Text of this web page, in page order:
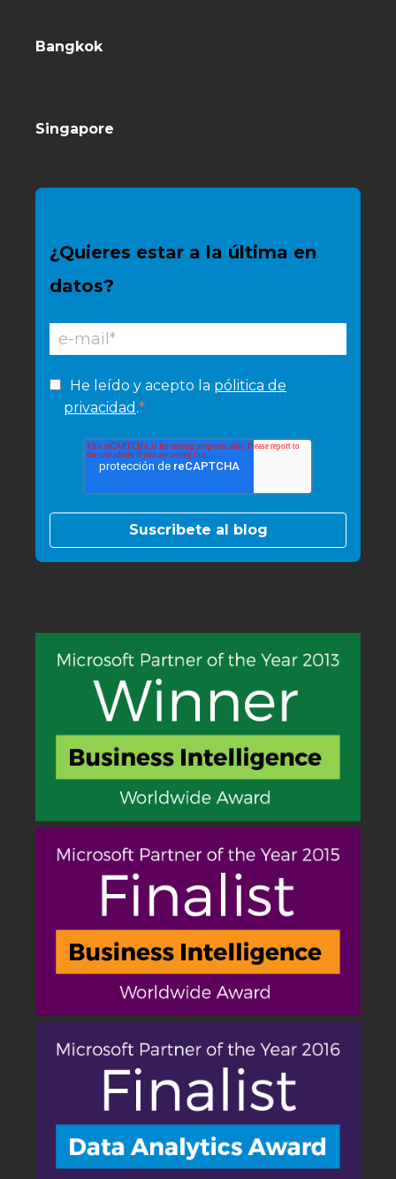
Bangkok
Singapore
¿Quieres estar a la última en
datos?
He leído y acepto la pólitica de
privacidad .*